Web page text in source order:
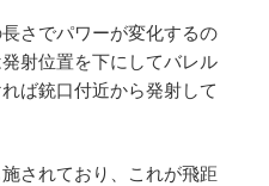
さでパワーが変化するの
射位置を下にしてバレル
ば銃口付近から発射して
されており、これが飛距